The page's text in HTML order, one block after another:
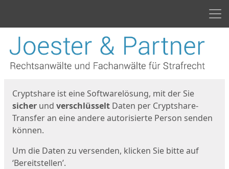
Start
Cryptshare ist eine Softwarelösung, mit der Sie
sicher und verschlüsselt Daten per Cryptshare-
Transfer an eine andere autorisierte Person senden
können.
Um die Daten zu versenden, klicken Sie bitte auf
‘Bereitstellen’.